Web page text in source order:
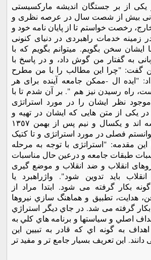
از بر جستگان اندیشه مارکسیستی
بیش از شصت سال در عرصه نظری و
رخصت خواستم تا از پایان نامه خود و
زمینه خدمات راهبردی در دنیای کنونی
سخن بگویم. میتوانم بگویم که با
به گفتار من گوش داد، و در پاسخ با
گفت: "چرا این مطالب را با من مطرح
"ایده ال -ممکن جامعه آینده برای هر
راه رسیدن نیز هم ". بر آن شدم تا با
نظر ایشان را در مورد استراتژی
در یکی از متن هایی که ایشان در تهیه و
تدوین آن نقش داشه اند و یکسال و نیم پس از بهمن ١٣٥٧
فصلی در مورد استراتژی و تا کتیک
این مقدمه: "استراتژی با توجه به مرحله
طبقات جامعه و درعین حال مناسبات
انقلاب و ضد انقلاب و موضع گیری
باید تدوین شود". واژراهبرد یا
بکار گرفته می شود. ابتدا مراد از
هدايت، تطبيق و هماهنگ‌ سازي نيروها
گرفته می شد. در جاي ديگر استراژي
اصلي و سياستها و برنامه هاي كلي به
به گونه اي كه قادر به تبيين اين
این تعریف بسیار جامع تر و مفید تر